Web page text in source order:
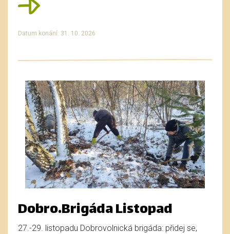
Datum konání: 31. 10. 2026
Dobro.Brigáda Listopad
27.-29. listopadu Dobrovolnická brigáda: přidej se,